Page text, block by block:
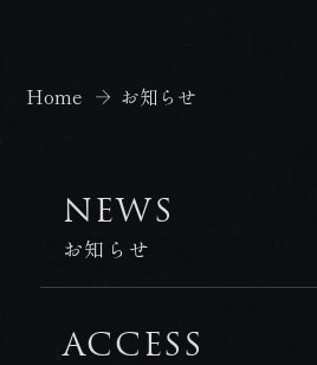
Home お知らせ
NEWS
お知らせ
ACCESS